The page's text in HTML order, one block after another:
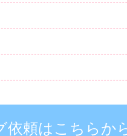
依頼はこちらか